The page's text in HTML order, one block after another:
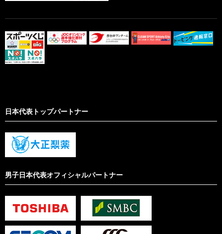
日本代表トップパートナー
男子日本代表オフィシャルパートナー